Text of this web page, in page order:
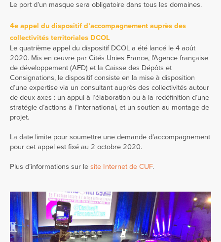
Le port d’un masque sera obligatoire dans tous les domaines.
4e appel du dispositif d’accompagnement auprès des
collectivités territoriales DCOL
Le quatrième appel du dispositif DCOL a été lancé le 4 août
2020. Mis en œuvre par Cités Unies France, l’Agence française
de développement (AFD) et la Caisse des Dépôts et
Consignations, le dispositif consiste en la mise à disposition
d’une expertise via un consultant auprès des collectivités autour
de deux axes : un appui à l’élaboration ou à la redéfinition d’une
stratégie d’actions à l’international, et un soutien au montage de
projet.
La date limite pour soumettre une demande d’accompagnement
pour cet appel est fixé au 2 octobre 2020.
Plus d’informations sur le site Internet de CUF.